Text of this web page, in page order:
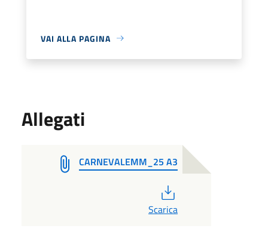
VAI ALLA PAGINA
Allegati
CARNEVALEMM_25 A3
Scarica